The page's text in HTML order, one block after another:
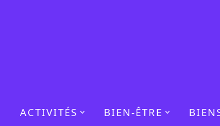
ACTIVITÉS BIEN-ÊTRE